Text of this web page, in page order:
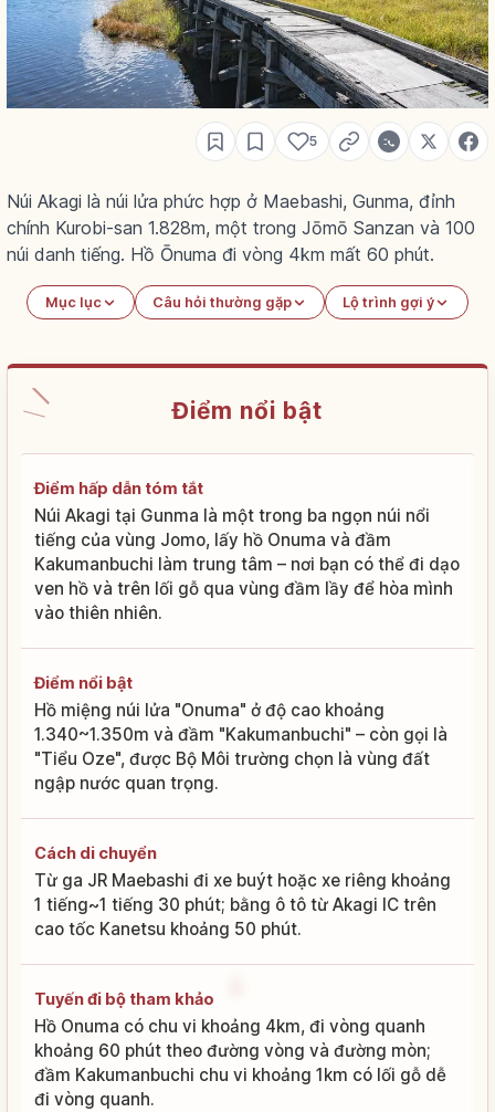
5
Núi Akagi là núi lửa phức hợp ở Maebashi, Gunma, đỉnh
chính Kurobi-san 1.828m, một trong Jōmō Sanzan và 100
núi danh tiếng. Hồ Ōnuma đi vòng 4km mất 60 phút.
Mục lục Câu hỏi thường gặp Lộ trình gợi ý
Điểm nổi bật
Điểm hấp dẫn tóm tắt
Núi Akagi tại Gunma là một trong ba ngọn núi nổi
tiếng của vùng Jomo, lấy hồ Onuma và đầm
Kakumanbuchi làm trung tâm – nơi bạn có thể đi dạo
ven hồ và trên lối gỗ qua vùng đầm lầy để hòa mình
vào thiên nhiên.
Điểm nổi bật
Hồ miệng núi lửa "Onuma" ở độ cao khoảng
1.340~1.350m và đầm "Kakumanbuchi" – còn gọi là
"Tiểu Oze", được Bộ Môi trường chọn là vùng đất
ngập nước quan trọng.
Cách di chuyển
Từ ga JR Maebashi đi xe buýt hoặc xe riêng khoảng
1 tiếng~1 tiếng 30 phút; bằng ô tô từ Akagi IC trên
cao tốc Kanetsu khoảng 50 phút.
Tuyến đi bộ tham khảo
Hồ Onuma có chu vi khoảng 4km, đi vòng quanh
khoảng 60 phút theo đường vòng và đường mòn;
đầm Kakumanbuchi chu vi khoảng 1km có lối gỗ dễ
đi vòng quanh.